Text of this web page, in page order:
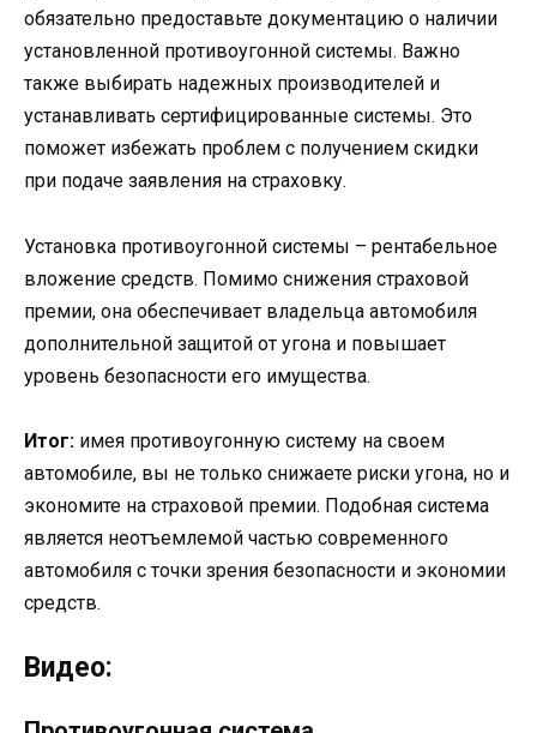
обязательно предоставьте документацию о наличии
установленной противоугонной системы. Важно
также выбирать надежных производителей и
устанавливать сертифицированные системы. Это
поможет избежать проблем с получением скидки
при подаче заявления на страховку.
Установка противоугонной системы – рентабельное
вложение средств. Помимо снижения страховой
премии, она обеспечивает владельца автомобиля
дополнительной защитой от угона и повышает
уровень безопасности его имущества.
Итог: имея противоугонную систему на своем
автомобиле, вы не только снижаете риски угона, но и
экономите на страховой премии. Подобная система
является неотъемлемой частью современного
автомобиля с точки зрения безопасности и экономии
средств.
Видео: